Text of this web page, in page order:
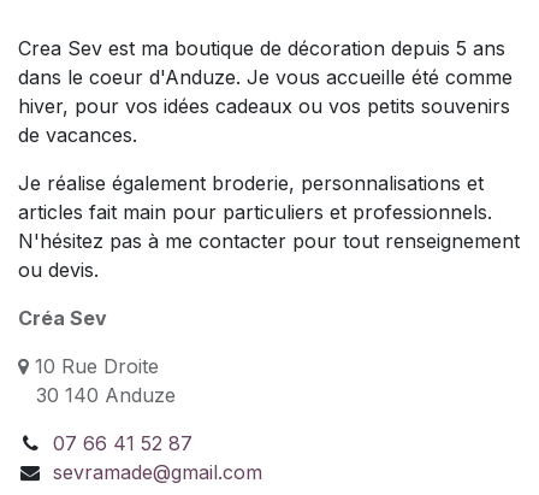
Crea Sev est ma boutique de décoration depuis 5 ans
dans le coeur d'Anduze. Je vous accueille été comme
hiver, pour vos idées cadeaux ou vos petits souvenirs
de vacances.
Je réalise également broderie, personnalisations et
articles fait main pour particuliers et professionnels.
N'hésitez pas à me contacter pour tout renseignement
ou devis.
Créa Sev
10 Rue Droite
30 140 Anduze
07 66 41 52 87
sevramade@gmail.com